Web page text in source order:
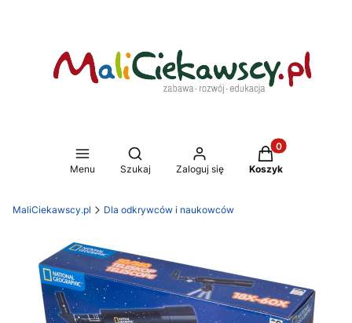
Menu
Otwórz wyszukiwarkę
Szukaj Zaloguj się
Produkty w
Koszyk
MaliCiekawscy.pl Dla odkrywców i naukowców